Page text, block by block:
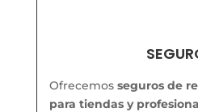
Ofrecemos seguros de
para tiendas y